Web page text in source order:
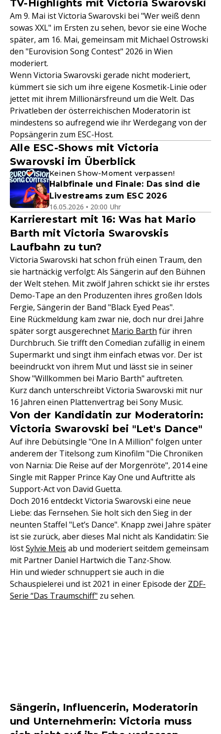
TV-Highlights mit Victoria Swarovski
Am 9. Mai ist Victoria Swarovski bei "Wer weiß denn
sowas XXL" im Ersten zu sehen, bevor sie eine Woche
später, am 16. Mai, gemeinsam mit Michael Ostrowski
den "Eurovision Song Contest" 2026 in Wien
moderiert.
Wenn Victoria Swarovski gerade nicht moderiert,
kümmert sie sich um ihre eigene Kosmetik-Linie oder
jettet mit ihrem Millionärsfreund um die Welt. Das
Privatleben der österreichischen Moderatorin ist
mindestens so aufregend wie ihr Werdegang von der
Popsängerin zum ESC-Host.
Alle ESC-Shows mit Victoria
Swarovski im Überblick
Keinen Show-Moment verpassen!
Halbfinale und Finale: Das sind die
Livestreams zum ESC 2026
16.05.2026 • 20:00 Uhr
Karrierestart mit 16: Was hat Mario
Barth mit Victoria Swarovskis
Laufbahn zu tun?
Victoria Swarovski hat schon früh einen Traum, den
sie hartnäckig verfolgt: Als Sängerin auf den Bühnen
der Welt stehen. Mit zwölf Jahren schickt sie ihr erstes
Demo-Tape an den Produzenten ihres großen Idols
Fergie, Sängerin der Band "Black Eyed Peas".
Eine Rückmeldung kam zwar nie, doch nur drei Jahre
später sorgt ausgerechnet Mario Barth für ihren
Durchbruch. Sie trifft den Comedian zufällig in einem
Supermarkt und singt ihm einfach etwas vor. Der ist
beeindruckt von ihrem Mut und lässt sie in seiner
Show "Willkommen bei Mario Barth" auftreten.
Kurz danch unterschreibt Victoria Swarovski mit nur
16 Jahren einen Plattenvertrag bei Sony Music.
Von der Kandidatin zur Moderatorin:
Victoria Swarovski bei "Let's Dance"
Auf ihre Debütsingle "One In A Million" folgen unter
anderem der Titelsong zum Kinofilm "Die Chroniken
von Narnia: Die Reise auf der Morgenröte", 2014 eine
Single mit Rapper Prince Kay One und Auftritte als
Support-Act von David Guetta.
Doch 2016 entdeckt Victoria Swarovski eine neue
Liebe: das Fernsehen. Sie holt sich den Sieg in der
neunten Staffel "Let’s Dance". Knapp zwei Jahre später
ist sie zurück, aber dieses Mal nicht als Kandidatin: Sie
löstSylvie Meis ab und moderiert seitdem gemeinsam
mit Partner Daniel Hartwich die Tanz-Show.
Hin und wieder schnuppert sie auch in die
Schauspielerei und ist 2021 in einer Episode der ZDF-
Serie “Das Traumschiff" zu sehen.
Sängerin, Influencerin, Moderatorin
und Unternehmerin: Victoria muss